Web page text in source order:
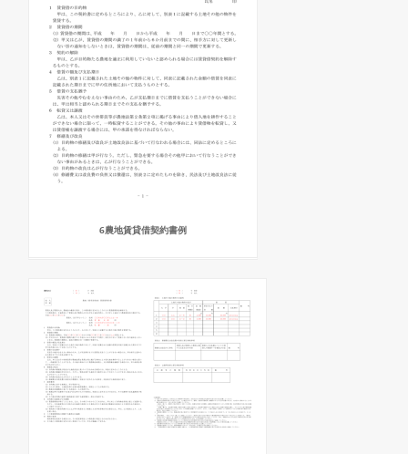
6農地賃貸借契約書例